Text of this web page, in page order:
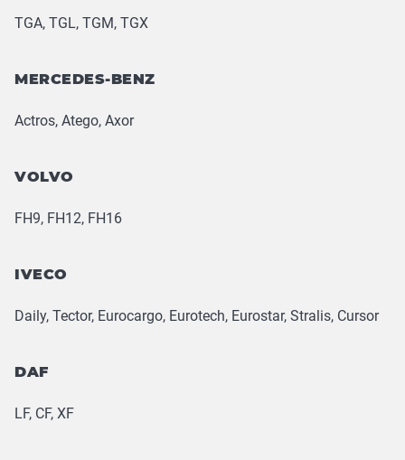
TGA, TGL, TGM, TGX
MERCEDES-BENZ
Actros, Atego, Axor
VOLVO
FH9, FH12, FH16
IVECO
Daily, Tector, Eurocargo, Eurotech, Eurostar, Stralis, Cursor
DAF
LF, CF, XF